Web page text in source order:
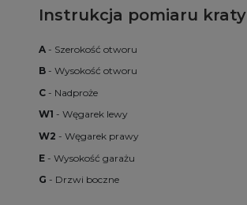
Instrukcja pomiaru kraty
A - Szerokość otworu
B - Wysokość otworu
C - Nadproże
W1 - Węgarek lewy
W2 - Węgarek prawy
E - Wysokość garażu
G - Drzwi boczne